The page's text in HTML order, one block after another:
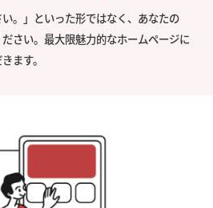
い。」といった形ではなく、あなたの
ださい。最大限魅力的なホームページに
ます。